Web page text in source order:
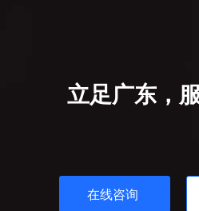
立足广东，
在线咨询